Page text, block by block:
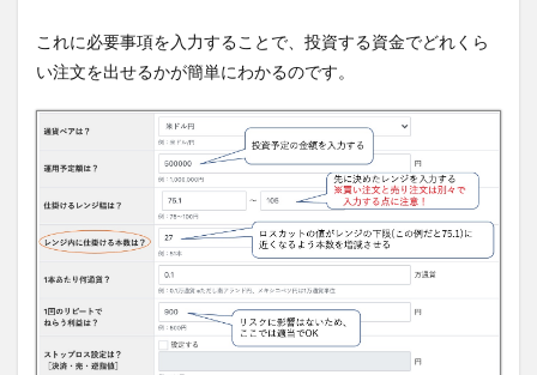
これに必要事項を入力することで、投資する資金でどれくら
い注文を出せるかが簡単にわかるのです。